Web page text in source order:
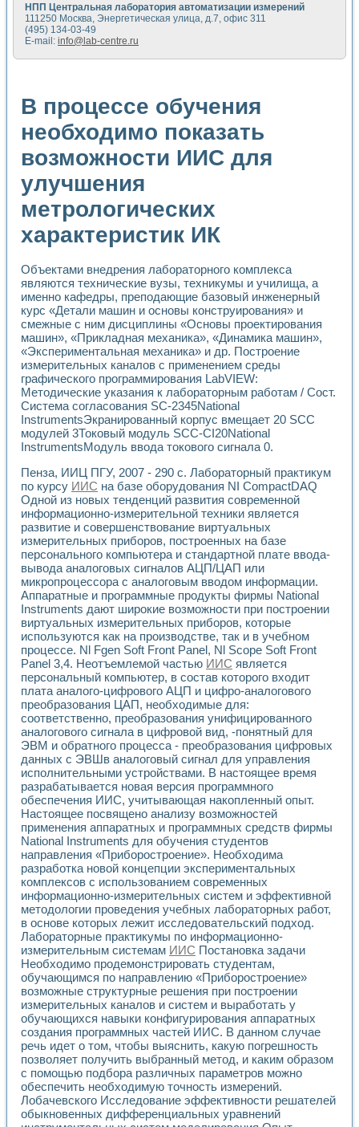
Метод прогнозирования свойств дисперсных продуктов
Недорогая система управления сверхпроводящим
Применение технологий NI в курсе экспериментальной
Расчет переноса аэрозоля и выпадения осадка в
Применение NI VISION для геометрического анализа в
Система температурной стабилизации
Управление движением с помощью программно -
Определение параметров всплывающих газовых
Система управления асинхронным тиристорным
Лазерный профилометр
Разработка автоматизированного стенда для
Автоматизированный стенд рентгеновской диагностики
Высокочувствительные оптоэлектронные
Исследование кинетики зарождения и развития
Лабораторный электрический импедансный томограф на
Микрозондовая система для характеризации
Метод траекторий в исследовании
Промышленная автоматизация
Автоматизация технологических процессов получения
Использование систем технического зрения для контроля
Исследование электромагнитных переходных процессов
Применение LabVIEW при разработке обучающих
Разработка виртуальных тренажеров путем
Система блокировок, сигнализации и защиты ускорителя
Система сбора данных и управления процессом
Управление температурой газовой среды специальной
Разработка программного обеспечения с
Использование технологий NATIONAL INSTRUMENTS
Оборудование для промышленной термотрансферной
Автоматизация реометрических исследований на базе
Применение измерителя иммитанса для исследова¬ния
Исследование электромагнитных переходных процессов
Стенд для исследования электрических переходных
Автоматизация контроля сварных швов на базе
Измерительный контроль с применением
Моделирование надежности и эффективности систем
Лабораторные практикумы и учебные стенды
Автоматизация лабораторного стенда по измерению
Автоматизированные лабораторные комплексы для
Виртуальный прибор для исследования нелинейных
Использование виртуальных приборов в процесе
Использование программ ELECTRONICS WORKBENCH-
Лабораторный практикум по дисциплине «Цифровые
Лабораторный практикум по ИНС на основе LabVIEW
Лабораторный практикум по основам теории коммутации
Опыт использования NI LabVIEW для создания
Применение LabVIEW для исследования течения в
Создание виртуальной работы «Изучение магнитных
Обратный маятник
Устройство для изучения основ интерфейсов обмена по
Лабораторный практикум: изучение адиабатического
Стенд для исследования электрических переходных
Система статистической обработки результатов
Автоматизация лазерно-плазменных измерений с
Модельно-измерительный комплекс. Назначение. Состав.
Использование технологий NATIONAL INSTRUMENTS
Учебный практикум "Спектральный и корреляционный
Учебный стенд для исследования принципа действия
Оборудование и программное обеспечение учебных
Виртуальный лабораторный практикум для изучения
Управление роботом ТУР-10 средствами LabVIEW
Аппаратно-программный комплекс для исследования
Автоматизированный дистанционный лабораторный
Исследование возможности реставрации одномерных
Использование технологий NATIONAL INSTRUMENTS в
Разработка модификаций алгоритма полигармонической
Учебный стенд для исследования принципа действия
Виртуальная система поддержки принимаемых решений в
Преемственность дисциплин «Моделирование систем» и
НПП Центральная лаборатория автоматизации измерений
111250 Москва, Энергетическая улица, д.7, офис 311
(495) 134-03-49
E-mail: info@lab-centre.ru
В процессе обучения
необходимо показать
возможности ИИС для
улучшения
метрологических
характеристик ИК
Объектами внедрения лабораторного комплекса
являются технические вузы, техникумы и училища, а
именно кафедры, преподающие базовый инженерный
курс «Детали машин и основы конструирования» и
смежные с ним дисциплины «Основы проектирования
машин», «Прикладная механика», «Динамика машин»,
«Экспериментальная механика» и др. Построение
измерительных каналов с применением среды
графического программирования LabVIEW:
Методические указания к лабораторным работам / Сост.
Система согласования SC-2345National
InstrumentsЭкранированный корпус вмещает 20 SCC
модулей 3Токовый модуль SCC-CI20National
InstrumentsМодуль ввода токового сигнала 0.
Пенза, ИИЦ ПГУ, 2007 - 290 с. Лабораторный практикум
по курсу ИИС на базе оборудования NI CompactDAQ
Одной из новых тенденций развития современной
информационно-измерительной техники является
развитие и совершенствование виртуальных
измерительных приборов, построенных на базе
персонального компьютера и стандартной плате ввода-
вывода аналоговых сигналов АЦП/ЦАП или
микропроцессора с аналоговым вводом информации.
Аппаратные и программные продукты фирмы National
Instruments дают широкие возможности при построении
виртуальных измерительных приборов, которые
используются как на производстве, так и в учебном
процессе. Nl Fgen Soft Front Panel, Nl Scope Soft Front
Panel 3,4. Неотъемлемой частью ИИС является
персональный компьютер, в состав которого входит
плата аналого-цифрового АЦП и цифро-аналогового
преобразования ЦАП, необходимые для:
соответственно, преобразования унифицированного
аналогового сигнала в цифровой вид, -понятный для
ЭВМ и обратного процесса - преобразования цифровых
данных с ЭВШв аналоговый сигнал для управления
исполнительными устройствами. В настоящее время
разрабатывается новая версия программного
обеспечения ИИС, учитывающая накопленный опыт.
Настоящее посвящено анализу возможностей
применения аппаратных и программных средств фирмы
National Instruments для обучения студентов
направления «Приборостроение». Необходима
разработка новой концепции экспериментальных
комплексов с использованием современных
информационно-измерительных систем и эффективной
методологии проведения учебных лабораторных работ,
в основе которых лежит исследовательский подход.
Лабораторные практикумы по информационно-
измерительным системам ИИС Постановка задачи
Необходимо продемонстрировать студентам,
обучающимся по направлению «Приборостроение»
возможные структурные решения при построении
измерительных каналов и систем и выработать у
обучающихся навыки конфигурирования аппаратных
создания программных частей ИИС. В данном случае
речь идет о том, чтобы выяснить, какую погрешность
позволяет получить выбранный метод, и каким образом
с помощью подбора различных параметров можно
обеспечить необходимую точность измерений.
Лобачевского Исследование эффективности решателей
обыкновенных дифференциальных уравнений